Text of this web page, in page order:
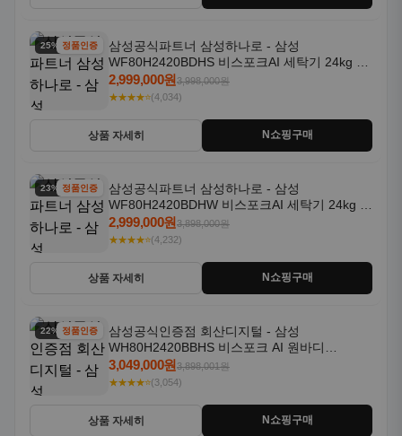
25% 할인정품인증
삼성공식파트너 삼성하나로 - 삼성
WF80H2420BDHS 비스포크AI 세탁기 24kg 건
조기 20kg 세제자동투입
2,999,000원3,998,000원
★★★★⭐(4,034)
상품 자세히 N쇼핑구매
23% 할인정품인증
삼성공식파트너 삼성하나로 - 삼성
WF80H2420BDHW 비스포크AI 세탁기 24kg 건
조기 20kg 세제자동투입
2,999,000원3,898,000원
★★★★⭐(4,232)
상품 자세히 N쇼핑구매
22% 할인정품인증
삼성공식인증점 회산디지털 - 삼성
WH80H2420BBHS 비스포크 AI 원바디
24kg+20kg 세제자동투입 1등급
3,049,000원3,898,001원
★★★★⭐(3,054)
상품 자세히 N쇼핑구매